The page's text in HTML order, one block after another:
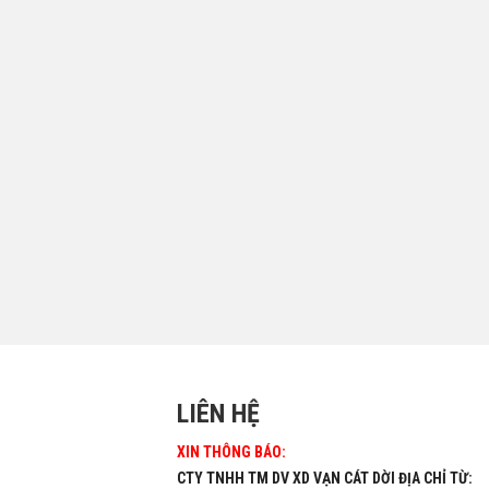
LIÊN HỆ
XIN THÔNG BÁO:
CTY TNHH TM DV XD VẠN CÁT DỜI ĐỊA CHỈ TỪ: